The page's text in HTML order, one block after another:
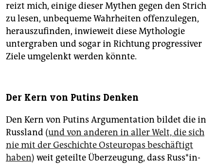
reizt mich, einige dieser Mythen gegen den Strich
zu lesen, unbequeme Wahrheiten offenzulegen,
herauszufinden, inwieweit diese Mythologie
untergraben und sogar in Richtung progressiver
Ziele umgelenkt werden könnte.
Der Kern von Putins Denken
Den Kern von Putins Argumentation bildet die in
Russland (und von anderen in aller Welt, die sich
nie mit der Geschichte Osteuropas beschäftigt
haben) weit geteilte Überzeugung, dass Rus­s*in­